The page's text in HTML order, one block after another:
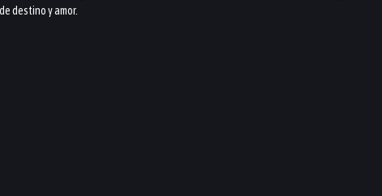
destino y amor.